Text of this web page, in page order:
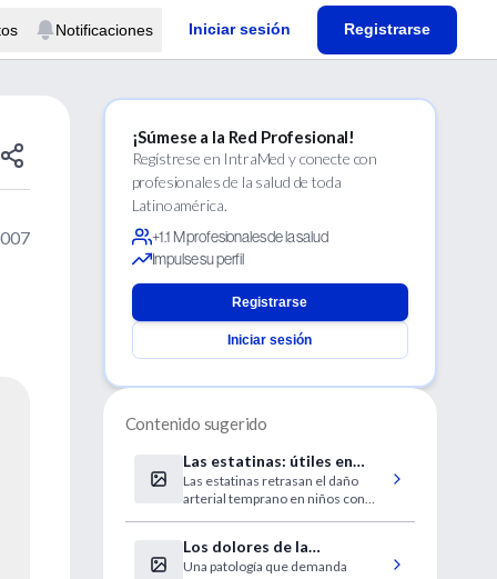
Notificaciones Iniciar sesión Registrarse
¡Súmese a la Red Profesional!
Regístrese en IntraMed y conecte con
profesionales de la salud de toda
Latinoamérica.
+1.1 M profesionales de la salud
Impulse su perfil
Registrarse
Iniciar sesión
Contenido sugerido
Las estatinas: útiles en
niños con
hipercoleterolemia familiar
Las estatinas retrasan el daño
arterial temprano en niños con
Los dolores de la
fibromialgia se localizan en
Una patología que demanda